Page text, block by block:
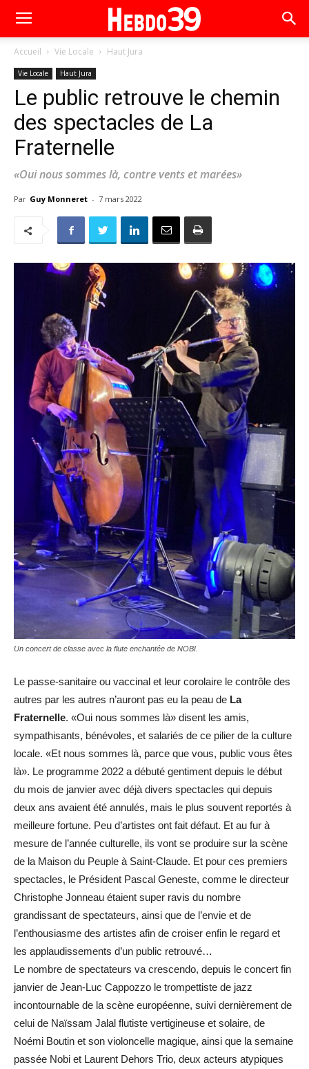
Accueil Vie Locale Haut Jura
Vie Locale Haut Jura
Le public retrouve le chemin
des spectacles de La
Fraternelle
«Oui nous sommes là, contre vents et marées»
Par Guy Monneret - 7 mars 2022
Un concert de classe avec la flute enchantée de NOBI.
Le passe-sanitaire ou vaccinal et leur corolaire le contrôle des
autres par les autres n’auront pas eu la peau de La
Fraternelle. «Oui nous sommes là» disent les amis,
sympathisants, bénévoles, et salariés de ce pilier de la culture
locale. «Et nous sommes là, parce que vous, public vous êtes
là». Le programme 2022 a débuté gentiment depuis le début
du mois de janvier avec déjà divers spectacles qui depuis
deux ans avaient été annulés, mais le plus souvent reportés à
meilleure fortune. Peu d’artistes ont fait défaut. Et au fur à
mesure de l’année culturelle, ils vont se produire sur la scène
de la Maison du Peuple à Saint-Claude. Et pour ces premiers
spectacles, le Président Pascal Geneste, comme le directeur
Christophe Jonneau étaient super ravis du nombre
grandissant de spectateurs, ainsi que de l’envie et de
l’enthousiasme des artistes afin de croiser enfin le regard et
les applaudissements d’un public retrouvé…
Le nombre de spectateurs va crescendo, depuis le concert fin
janvier de Jean-Luc Cappozzo le trompettiste de jazz
incontournable de la scène européenne, suivi dernièrement de
celui de Naïssam Jalal flutiste vertigineuse et solaire, de
Noémi Boutin et son violoncelle magique, ainsi que la semaine
passée Nobi et Laurent Dehors Trio, deux acteurs atypiques